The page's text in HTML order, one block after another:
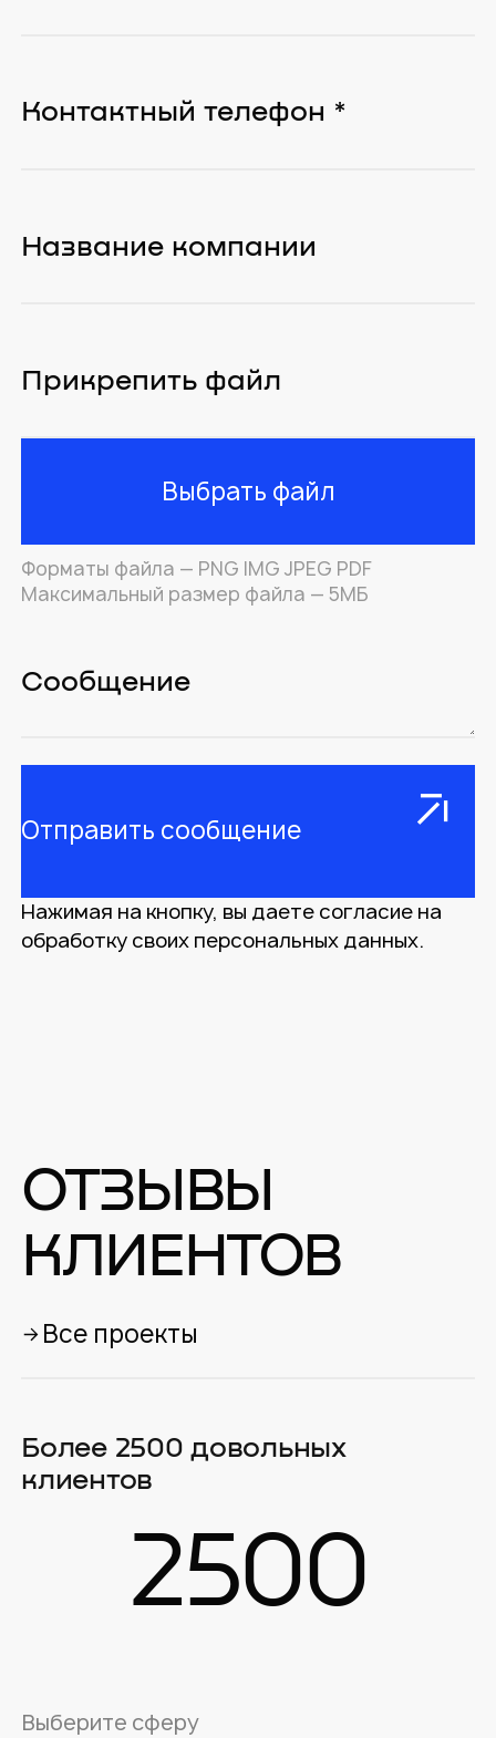
Прикрепить файл
Выбрать файл
Форматы файла — PNG IMG JPEG PDF
Максимальный размер файла — 5МБ
Нажимая на кнопку, вы даете согласие на
обработку своих персональных данных.
ОТЗЫВЫ
КЛИЕНТОВ
Все проекты
Более 2500 довольных
клиентов
2500
Выберите сферу